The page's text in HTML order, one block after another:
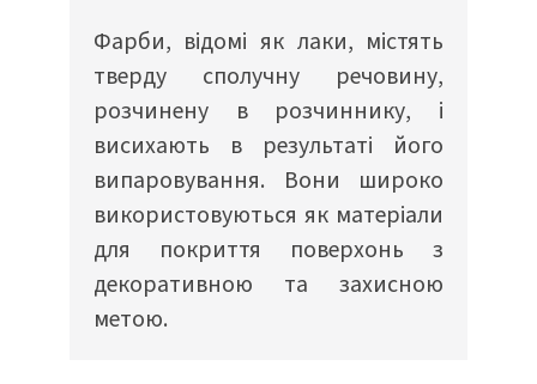
Фарби, відомі як лаки, містять
тверду сполучну речовину,
розчинену в розчиннику, і
висихають в результаті його
випаровування. Вони широко
використовуються як матеріали
для покриття поверхонь з
декоративною та захисною
метою.